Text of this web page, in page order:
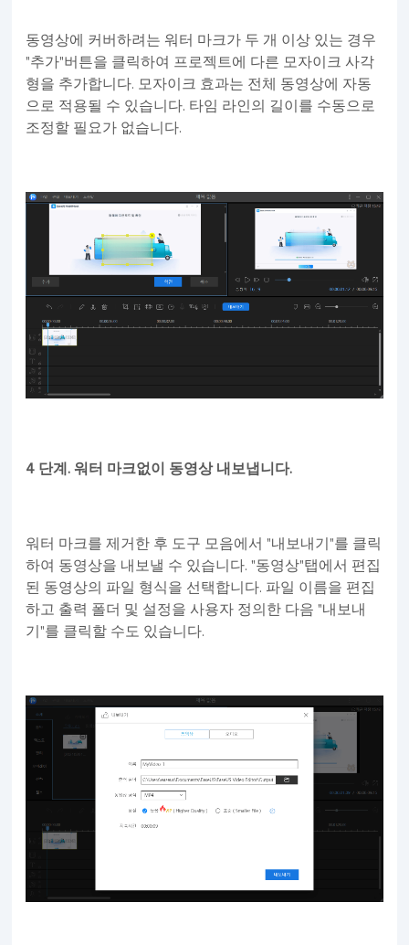
동영상에 커버하려는 워터 마크가 두 개 이상 있는 경우
"추가"버튼을 클릭하여 프로젝트에 다른 모자이크 사각
형을 추가합니다. 모자이크 효과는 전체 동영상에 자동
으로 적용될 수 있습니다. 타임 라인의 길이를 수동으로
조정할 필요가 없습니다.
4 단계. 워터 마크없이 동영상 내보냅니다.
워터 마크를 제거한 후 도구 모음에서 "내보내기"를 클릭
하여 동영상을 내보낼 수 있습니다. "동영상"탭에서 편집
된 동영상의 파일 형식을 선택합니다. 파일 이름을 편집
하고 출력 폴더 및 설정을 사용자 정의한 다음 "내보내
기"를 클릭할 수도 있습니다.